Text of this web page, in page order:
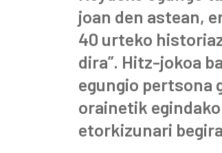
joan den astean,
40 urteko
dira”. Hitz-jokoa
egungio pertsona
orainetik
etorkizunari